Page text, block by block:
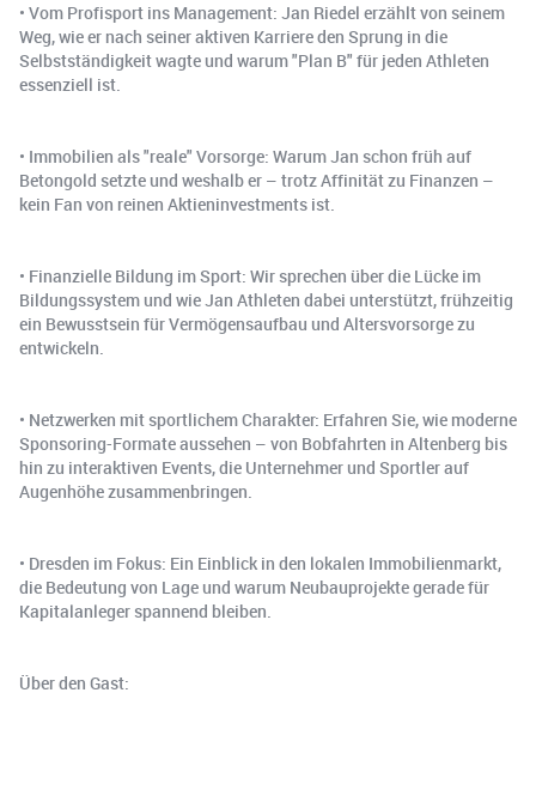
• Vom Profisport ins Management: Jan Riedel erzählt von seinem
Weg, wie er nach seiner aktiven Karriere den Sprung in die
Selbstständigkeit wagte und warum "Plan B" für jeden Athleten
essenziell ist.
• Immobilien als "reale" Vorsorge: Warum Jan schon früh auf
Betongold setzte und weshalb er – trotz Affinität zu Finanzen –
kein Fan von reinen Aktieninvestments ist.
• Finanzielle Bildung im Sport: Wir sprechen über die Lücke im
Bildungssystem und wie Jan Athleten dabei unterstützt, frühzeitig
ein Bewusstsein für Vermögensaufbau und Altersvorsorge zu
entwickeln.
• Netzwerken mit sportlichem Charakter: Erfahren Sie, wie moderne
Sponsoring-Formate aussehen – von Bobfahrten in Altenberg bis
hin zu interaktiven Events, die Unternehmer und Sportler auf
Augenhöhe zusammenbringen.
• Dresden im Fokus: Ein Einblick in den lokalen Immobilienmarkt,
die Bedeutung von Lage und warum Neubauprojekte gerade für
Kapitalanleger spannend bleiben.
Über den Gast: